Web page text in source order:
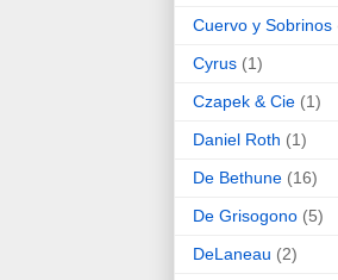
Cuervo y Sobrinos
Cyrus (1)
Czapek & Cie (1)
Daniel Roth (1)
De Bethune (16)
De Grisogono (5)
DeLaneau (2)